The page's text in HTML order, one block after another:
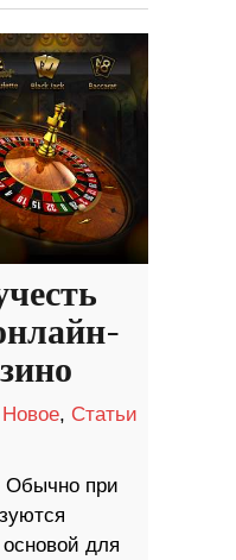
Новое, Статьи
Обычно при
для